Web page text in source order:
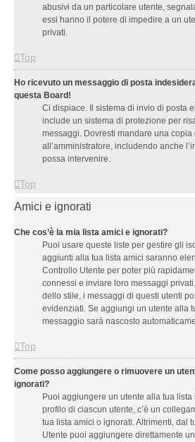
abusivi da un particolare utente,
essi hanno il potere di impedire a un
privati​​.
Top
Ho ricevuto un messaggio di posta
questa Board!
Ci dispiace. Il sistema di invio di posta
include un sistema di protezione per
messaggi. Dovresti mandare una
all’amministratore, includendo anche
possa intervenire.
Top
Amici e ignorati
Che cos’è la mia lista amici e ignorati?
Puoi usare queste liste per gestire gli
aggiunti alla tua lista amici saranno
Controllo Utente per poter più
connessi e inviare loro messaggi
dello stile, i messaggi di questi utenti
evidenziati. Se aggiungi un utente alla
messaggio sarà nascosto
Top
Come posso aggiungere o rimuovere un
ignorati?
Puoi aggiungere un utente alla tua lista
profilo di ciascun utente, c’è un
tua lista amici o ignorati. Altrimenti, dal
Utente puoi aggiungere direttamente